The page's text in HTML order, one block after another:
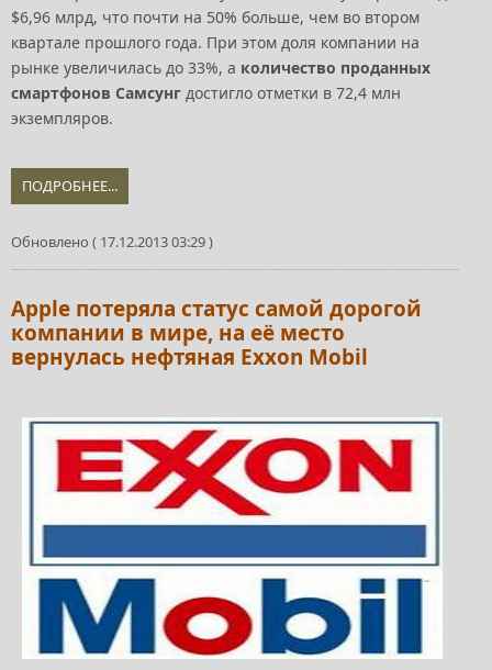
$6,96 млрд, что почти на 50% больше, чем во втором
квартале прошлого года. При этом доля компании на
рынке увеличилась до 33%, а количество проданных
смартфонов Самсунг достигло отметки в 72,4 млн
экземпляров.
ПОДРОБНЕЕ...
Обновлено ( 17.12.2013 03:29 )
Apple потеряла статус самой дорогой
компании в мире, на её место
вернулась нефтяная Exxon Mobil